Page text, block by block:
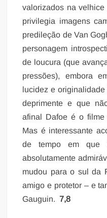
valorizados na
privilegia imagens
predileção de Van
personagem
de loucura (que
pressões), embora
lucidez e
deprimente e que
afinal Dafoe é o
Mas é interessante
de tempo em que
absolutamente
mudou para o sul da
amigo e protetor – e
Gauguin.7,8